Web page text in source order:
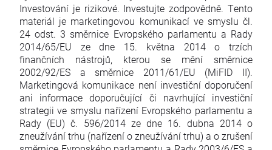
Investování je rizikové. Investujte zodpovědně. Tento
materiál je marketingovou komunikací ve smyslu čl.
24 odst. 3 směrnice Evropského parlamentu a Rady
2014/65/EU ze dne 15. května 2014 o trzích
finančních nástrojů, kterou se mění směrnice
2002/92/ES a směrnice 2011/61/EU (MiFID II).
Marketingová komunikace není investiční doporučení
ani informace doporučující či navrhující investiční
strategii ve smyslu nařízení Evropského parlamentu a
Rady (EU) č. 596/2014 ze dne 16. dubna 2014 o
zneužívání trhu (nařízení o zneužívání trhu) a o zrušení